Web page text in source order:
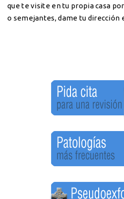
que te visite en tu propia casa
o semejantes, dame tu dirección